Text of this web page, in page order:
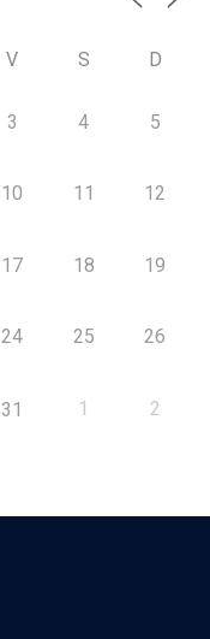
V S D
3 4 5
10 11 12
17 18 19
24 25 26
31 1 2